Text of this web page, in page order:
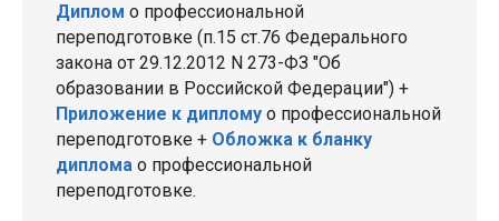
Диплом о профессиональной
переподготовке (п.15 ст.76 Федерального
закона от 29.12.2012 N 273-ФЗ "Об
образовании в Российской Федерации") +
Приложение к диплому о профессиональной
переподготовке + Обложка к бланку
диплома о профессиональной
переподготовке.